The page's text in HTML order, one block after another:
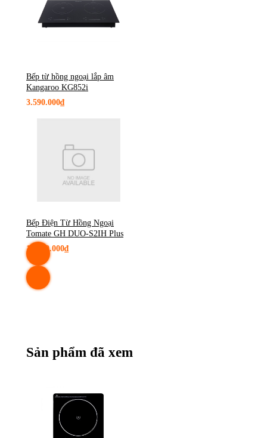
Bếp từ hồng ngoại lắp âm
Kangaroo KG852i
3.590.000₫
Bếp Điện Từ Hồng Ngoại
Tomate GH DUO-S2IH Plus
15.600.000₫
Sản phẩm đã xem